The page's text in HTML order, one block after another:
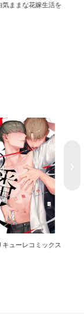
気ままな花嫁生活を
キューレコミックス
どハジメテなんで